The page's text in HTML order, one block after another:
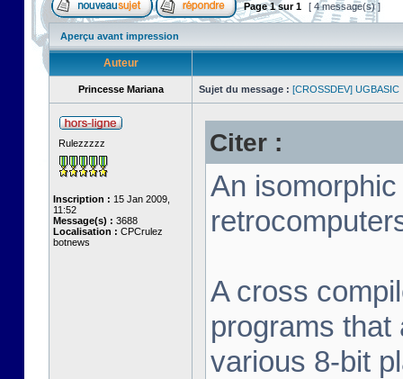
Page1sur1 [ 4 message(s) ]
Aperçu avant impression
Auteur
Princesse Mariana Sujet du message : [CROSSDEV] UGBASIC
Rulezzzzz
Inscription : 15 Jan 2009,
11:52
Message(s) : 3688
Localisation : CPCrulez
botnews
Citer :
An
A cross
programs
various 8-bit